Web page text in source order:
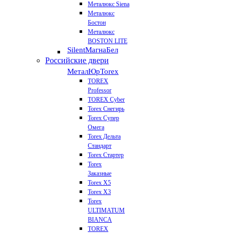
Металюкс Siena
Металюкс
Бостон
Металюкс
BOSTON LITE
SilentМагнаБел
Российские двери
МеталЮрTorex
TOREX
Professor
TOREX Cyber
Torex Снегирь
Torex Супер
Омега
Torex Дельта
Стандарт
Torex Стартер
Torex
Заказные
Torex Х5
Torex Х3
Torex
ULTIMATUM
BIANCA
TOREX